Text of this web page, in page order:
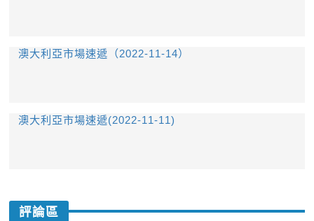
澳大利亞市場速遞（2022-11-14）
澳大利亞市場速遞(2022-11-11)
評論區